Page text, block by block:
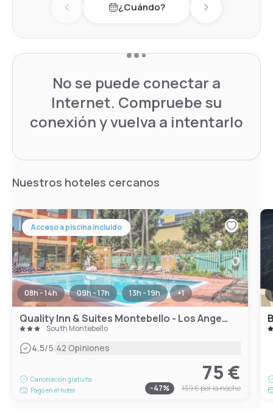
Previous day¿Cuándo? Next day
No se puede conectar a
Internet. Compruebe su
conexión y vuelva a intentarlo
Nuestros hoteles cercanos
Acceso a piscina incluido
08h - 14h 09h - 17h 13h - 19h +1
Quality Inn & Suites Montebello - Los Angeles
South Montebello
4.5/5|42 Opiniones
Cancelación gratuita
Pago en el hotel
75 €
-47% 139 €por la noche